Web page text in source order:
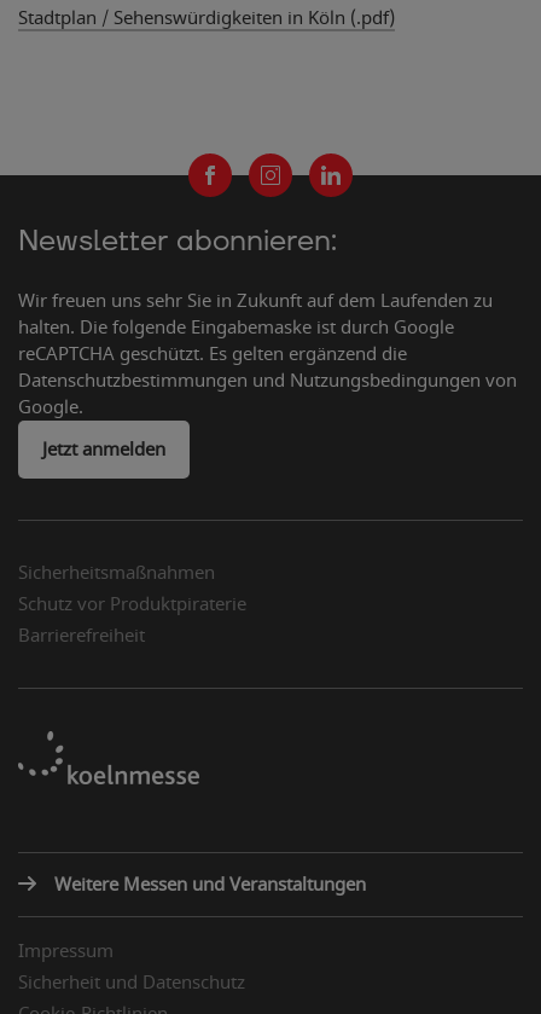
Stadtplan / Sehenswürdigkeiten in Köln (.pdf)
Newsletter abonnieren:
Wir freuen uns sehr Sie in Zukunft auf dem Laufenden zu
halten. Die folgende Eingabemaske ist durch Google
reCAPTCHA geschützt. Es gelten ergänzend die
Datenschutzbestimmungen und Nutzungsbedingungen von
Google.
Jetzt anmelden
Sicherheitsmaßnahmen
Schutz vor Produktpiraterie
Barrierefreiheit
Weitere Messen und Veranstaltungen
Impressum
Sicherheit und Datenschutz